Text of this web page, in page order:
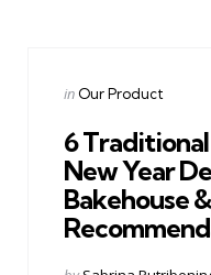
Categories
Posted
in Our Product
6
New Year
Bakehouse